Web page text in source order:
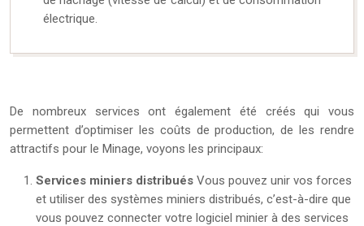
électrique.
De nombreux services ont également été créés qui vous
permettent d’optimiser les coûts de production, de les rendre
attractifs pour le Minage, voyons les principaux:
Services miniers distribués Vous pouvez unir vos forces
et utiliser des systèmes miniers distribués, c’est-à-dire que
vous pouvez connecter votre logiciel minier à des services